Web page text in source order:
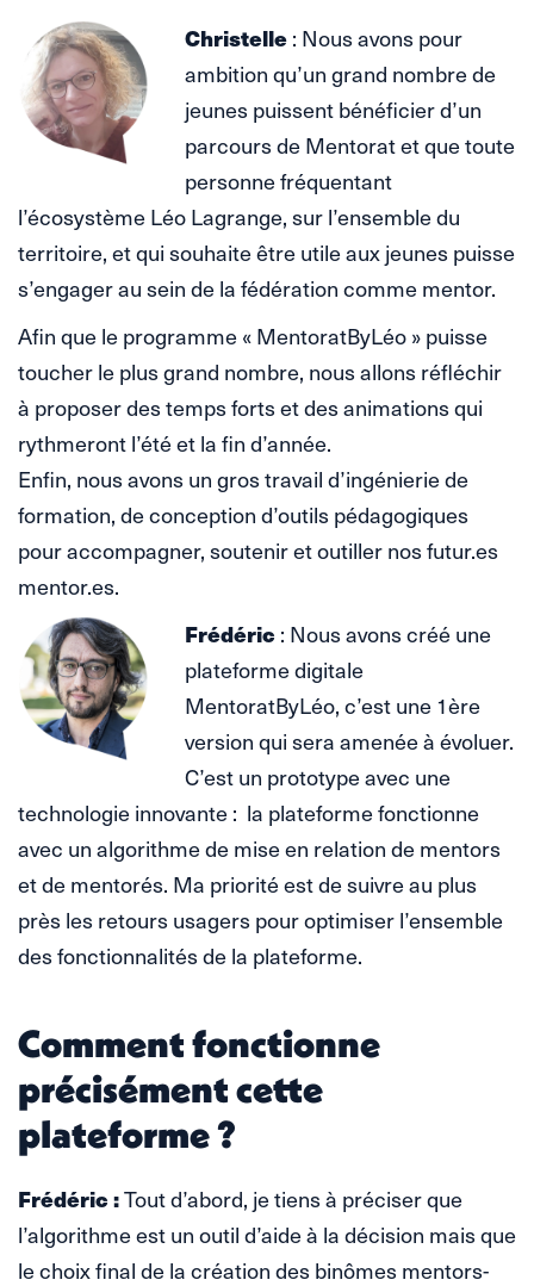
Christelle: Nous avons pour
ambition qu’un grand nombre de
jeunes puissent bénéficier d’un
parcours de Mentorat et que toute
personne fréquentant
l’écosystème Léo Lagrange, sur l’ensemble du
territoire, et qui souhaite être utile aux jeunes puisse
s’engager au sein de la fédération comme mentor.
Afin que le programme « MentoratByLéo » puisse
toucher le plus grand nombre, nous allons réfléchir
à proposer des temps forts et des animations qui
rythmeront l’été et la fin d’année.
Enfin, nous avons un gros travail d’ingénierie de
formation, de conception d’outils pédagogiques
pour accompagner, soutenir et outiller nos futur.es
mentor.es.
Frédéric : Nous avons créé une
plateforme digitale
MentoratByLéo, c’est une 1ère
version qui sera amenée à évoluer.
C’est un prototype avec une
technologie innovante : la plateforme fonctionne
avec un algorithme de mise en relation de mentors
et de mentorés. Ma priorité est de suivre au plus
près les retours usagers pour optimiser l’ensemble
des fonctionnalités de la plateforme.
Comment fonctionne
précisément cette
plateforme ?
Frédéric :Tout d’abord, je tiens à préciser que
l’algorithme est un outil d’aide à la décision mais que
le choix final de la création des binômes mentors-